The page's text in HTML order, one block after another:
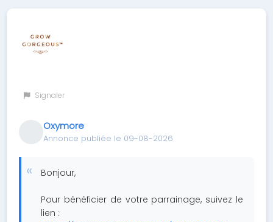
Signaler
Oxymore
Annonce publiée le 09-08-2026
Bonjour,
Pour bénéficier de votre parrainage, suivez le
lien :